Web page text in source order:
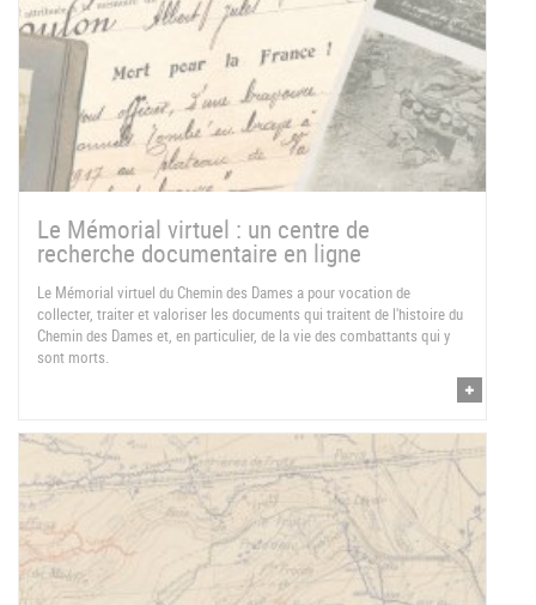
Le Mémorial virtuel : un centre de
recherche documentaire en ligne
Le Mémorial virtuel du Chemin des Dames a pour vocation de
collecter, traiter et valoriser les documents qui traitent de l'histoire du
Chemin des Dames et, en particulier, de la vie des combattants qui y
sont morts.